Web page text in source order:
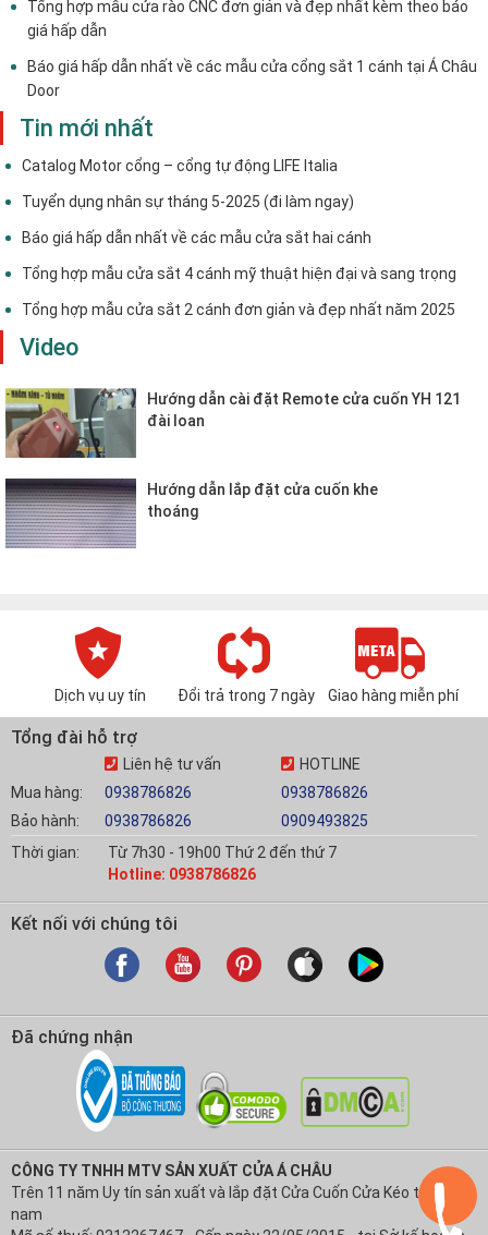
Tổng hợp mẫu cửa rào CNC đơn giản và đẹp nhất kèm theo báo
giá hấp dẫn
Báo giá hấp dẫn nhất về các mẫu cửa cổng sắt 1 cánh tại Á Châu
Door
Tin mới nhất
Catalog Motor cổng – cổng tự động LIFE Italia
Tuyển dụng nhân sự tháng 5-2025 (đi làm ngay)
Báo giá hấp dẫn nhất về các mẫu cửa sắt hai cánh
Tổng hợp mẫu cửa sắt 4 cánh mỹ thuật hiện đại và sang trọng
Tổng hợp mẫu cửa sắt 2 cánh đơn giản và đẹp nhất năm 2025
Video
Hướng dẫn cài đặt Remote cửa cuốn YH 121
đài loan
Hướng dẫn lắp đặt cửa cuốn khe
thoáng
Dịch vụ uy tín Đổi trả trong 7 ngày Giao hàng miễn phí
Tổng đài hỗ trợ
Mua hàng:
Bảo hành:
Liên hệ tư vấn
0938786826
0938786826
HOTLINE
0938786826
0909493825
Thời gian:
Từ 7h30 - 19h00 Thứ 2 đến thứ 7
Hotline: 0938786826
Kết nối với chúng tôi
Đã chứng nhận
CÔNG TY TNHH MTV SẢN XUẤT CỬA Á CHÂU
Trên 11 năm Uy tín sản xuất và lắp đặt Cửa Cuốn Cửa Kéo tại Việt
nam